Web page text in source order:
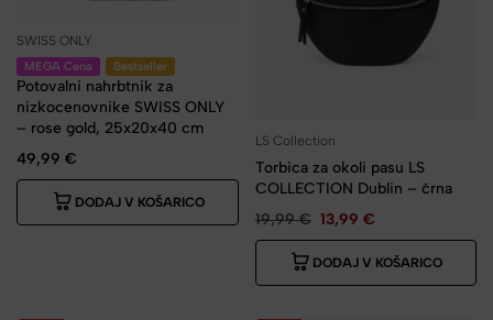
SWISS ONLY
MEGA Cena Bestseller
Potovalni nahrbtnik za
nizkocenovnike SWISS ONLY
– rose gold, 25x20x40 cm
49,99 €
DODAJ V KOŠARICO
LS Collection
Torbica za okoli pasu LS
COLLECTION Dublin – črna
19,99€ 13,99 €
DODAJ V KOŠARICO